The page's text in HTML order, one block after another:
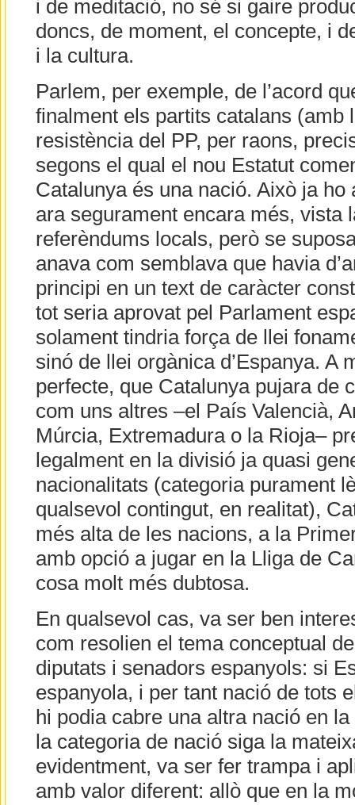
i de meditació, no sé si gaire
doncs, de moment, el concepte, i
i la cultura.
Parlem, per exemple, de l’acord
finalment els partits catalans (amb
resistència del PP, per raons,
segons el qual el nou Estatut
Catalunya és una nació. Això ja
ara segurament encara més, vista
referèndums locals, però se
anava com semblava que havia
principi en un text de caràcter
tot seria aprovat pel Parlament
solament tindria força de llei
sinó de llei orgànica d’Espanya. A
perfecte, que Catalunya pujara de
com uns altres –el País Valencià,
Múrcia, Extremadura o la Rioja–
legalment en la divisió ja quasi
nacionalitats (categoria purament
qualsevol contingut, en realitat),
més alta de les nacions, a la
amb opció a jugar en la Lliga de
cosa molt més dubtosa.
En qualsevol cas, va ser ben
com resolien el tema conceptual
diputats i senadors espanyols: si
espanyola, i per tant nació de tots
hi podia cabre una altra nació en
la categoria de nació siga la
evidentment, va ser fer trampa i
amb valor diferent: allò que en la